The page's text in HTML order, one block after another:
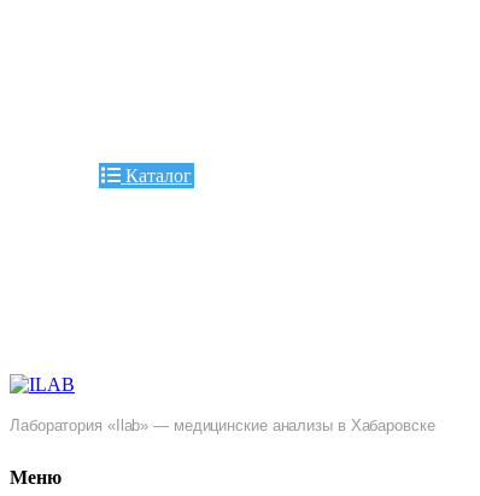
Каталог
Лаборатория «Ilab» — медицинские анализы в Хабаровске
Меню